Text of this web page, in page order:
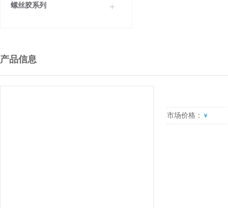
螺丝胶系列
产品信息
市场价格： ￥